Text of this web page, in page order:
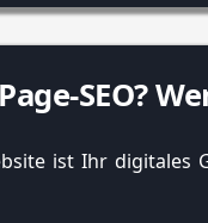
SEO?
ist Ihr digitales